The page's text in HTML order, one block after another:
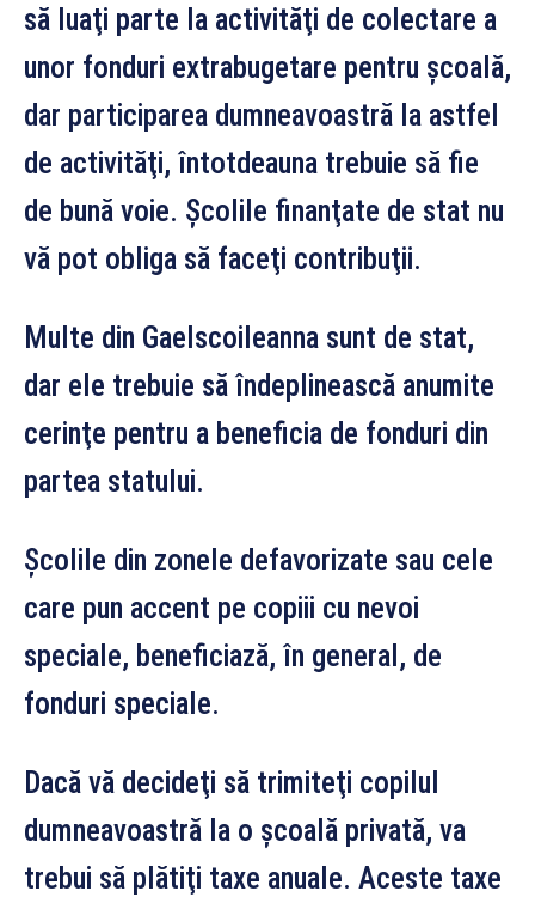
să luaţi parte la activităţi de colectare a
unor fonduri extrabugetare pentru şcoală,
dar participarea dumneavoastră la astfel
de activităţi, întotdeauna trebuie să fie
de bună voie. Şcolile finanţate de stat nu
vă pot obliga să faceţi contribuţii.
Multe din Gaelscoileanna sunt de stat,
dar ele trebuie să îndeplinească anumite
cerinţe pentru a beneficia de fonduri din
partea statului.
Şcolile din zonele defavorizate sau cele
care pun accent pe copiii cu nevoi
speciale, beneficiază, în general, de
fonduri speciale.
Dacă vă decideţi să trimiteţi copilul
dumneavoastră la o şcoală privată, va
trebui să plătiţi taxe anuale. Aceste taxe